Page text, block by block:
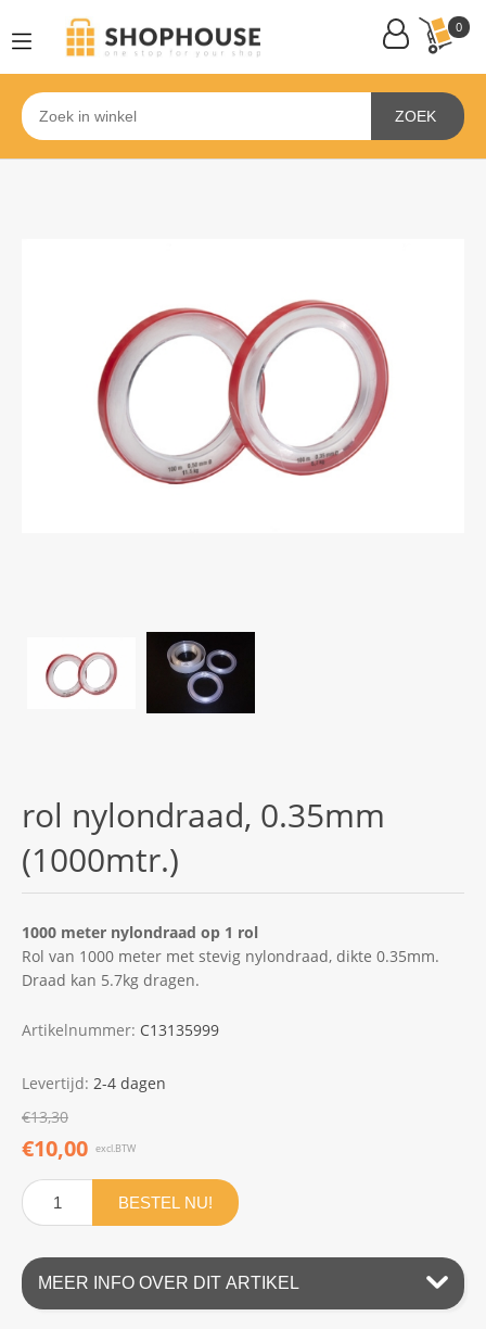
0
ZOEK
rol nylondraad, 0.35mm
(1000mtr.)
1000 meter nylondraad op 1 rol
Rol van 1000 meter met stevig nylondraad, dikte 0.35mm.
Draad kan 5.7kg dragen.
Artikelnummer: C13135999
Levertijd: 2-4 dagen
€13,30
€10,00 excl.BTW
BESTEL NU!
MEER INFO OVER DIT ARTIKEL